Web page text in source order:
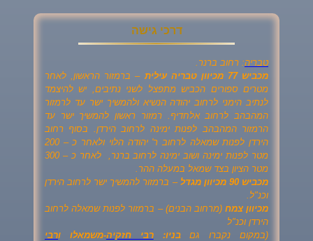
דרכי גישה
טבריה: רחוב ברנר.
מכביש 77 מכיוון טבריה עילית
– ברמזור הראשון, לאחר
מטרים ספורים הכביש מתפצל לשני נתיבים, יש להיצמד
לנתיב הימני לרחוב יהודה הנשיא ולהמשיך ישר עד לרמזור
המהבהב לרחוב אלחדיף. רמזור ראשון להמשיך ישר עד
הרמזור המהבהב לפנות ימינה לרחוב הירדן. בסוף רחוב
הירדן לפנות שמאלה לרחוב ר' יהודה הלוי ולאחר כ – 200
מטר לפנות ימינה ושוב ימינה לרחוב ברנר, לאחר כ – 300
מטר הציון בצד שמאל במעלה ההר.
מכביש 90 מכיוון מגדל
– ברמזור להמשיך ישר לרחוב הירדן
וכנ"ל.
מכיוון צמח (מרחוב הבנים) – ברמזור לפנות שמאלה לרחוב
הירדן וכנ"ל
(במקום נקברו גםבניו:רבי חזקיה-משמאלו ורבי